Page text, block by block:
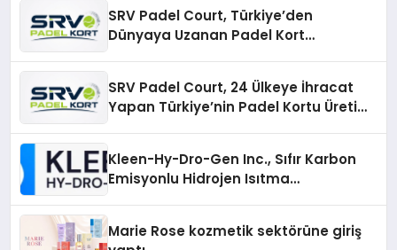
SRV Padel Court, Türkiye’den
Dünyaya Uzanan Padel Kort
SRV Padel Court, 24 Ülkeye İhracat
Yapan Türkiye’nin Padel Kortu Üretim
Kleen-Hy-Dro-Gen Inc., Sıfır Karbon
Emisyonlu Hidrojen Isıtma
Marie Rose kozmetik sektörüne giriş